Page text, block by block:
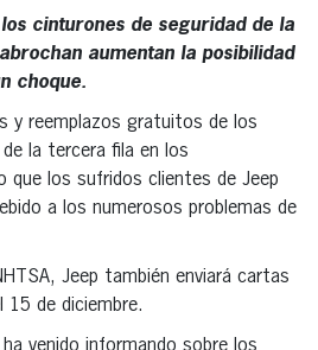
cinturones de seguridad de la
aumentan la posibilidad
choque.
y reemplazos gratuitos de los
la tercera fila en los
que los sufridos clientes de Jeep
a los numerosos problemas de
Jeep también enviará cartas
de diciembre.
venido informando sobre los